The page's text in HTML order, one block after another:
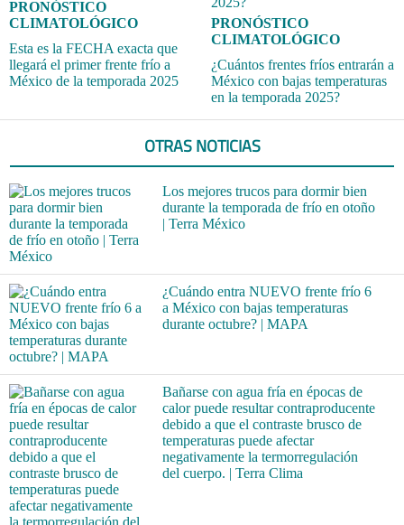
PRONÓSTICO
CLIMATOLÓGICO
Esta es la FECHA exacta que
llegará el primer frente frío a
México de la temporada 2025
PRONÓSTICO
CLIMATOLÓGICO
¿Cuántos frentes fríos entrarán a
México con bajas temperaturas
en la temporada 2025?
OTRAS NOTICIAS
Los mejores trucos para dormir bien
durante la temporada de frío en otoño
| Terra México
¿Cuándo entra NUEVO frente frío 6
a México con bajas temperaturas
durante octubre? | MAPA
Bañarse con agua fría en épocas de
calor puede resultar contraproducente
debido a que el contraste brusco de
temperaturas puede afectar
negativamente la termorregulación
del cuerpo. | Terra Clima